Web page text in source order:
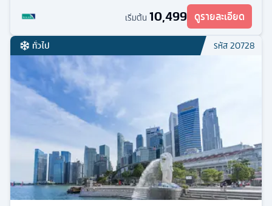
เริ่มต้น 10,499 ดูรายละเอียด
ทั่วไป รหัส20728